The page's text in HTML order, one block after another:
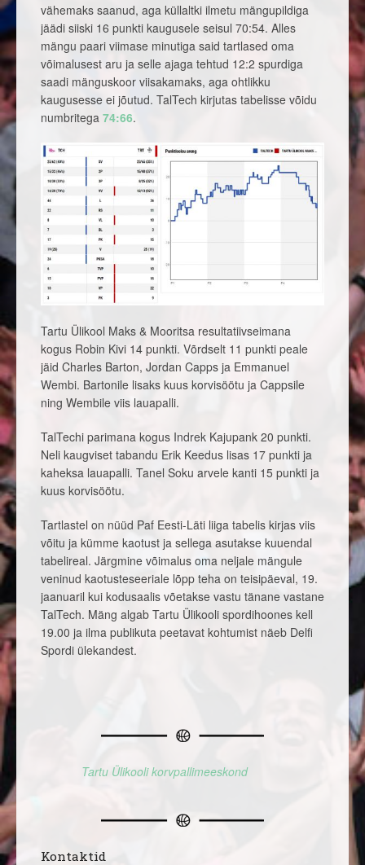
vähemaks saanud, aga küllaltki ilmetu mängupildiga
jäädi siiski 16 punkti kaugusele seisul 70:54. Alles
mängu paari viimase minutiga said tartlased oma
võimalusest aru ja selle ajaga tehtud 12:2 spurdiga
saadi mänguskoor viisakamaks, aga ohtlikku
kaugusesse ei jõutud. TalTech kirjutas tabelisse võidu
numbritega 74:66.
Tartu Ülikool Maks & Mooritsa resultatiivseimana
kogus Robin Kivi 14 punkti. Võrdselt 11 punkti peale
jäid Charles Barton, Jordan Capps ja Emmanuel
Wembi. Bartonile lisaks kuus korvisöötu ja Cappsile
ning Wembile viis lauapalli.
TalTechi parimana kogus Indrek Kajupank 20 punkti.
Neli kaugviset tabandu Erik Keedus lisas 17 punkti ja
kaheksa lauapalli. Tanel Soku arvele kanti 15 punkti ja
kuus korvisöötu.
Tartlastel on nüüd Paf Eesti-Läti liiga tabelis kirjas viis
võitu ja kümme kaotust ja sellega asutakse kuuendal
tabelireal. Järgmine võimalus oma neljale mängule
veninud kaotusteseeriale lõpp teha on teisipäeval, 19.
jaanuaril kui kodusaalis võetakse vastu tänane vastane
TalTech. Mäng algab Tartu Ülikooli spordihoones kell
19.00 ja ilma publikuta peetavat kohtumist näeb Delfi
Spordi ülekandest.
Tartu Ülikooli korvpallimeeskond
Kontaktid